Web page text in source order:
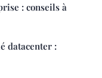
: conseils à
datacenter :